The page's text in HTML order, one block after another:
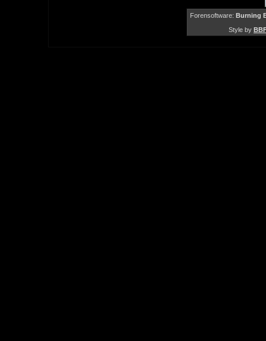
Forensoftware: Burning
Style by